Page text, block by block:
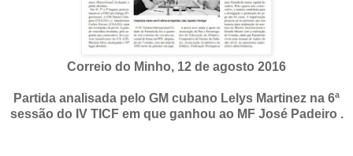
Correio do Minho, 12 de agosto 2016
Partida analisada pelo GM cubano Lelys Martinez na 6ª
sessão do IV TICF em que ganhou ao MF José Padeiro .